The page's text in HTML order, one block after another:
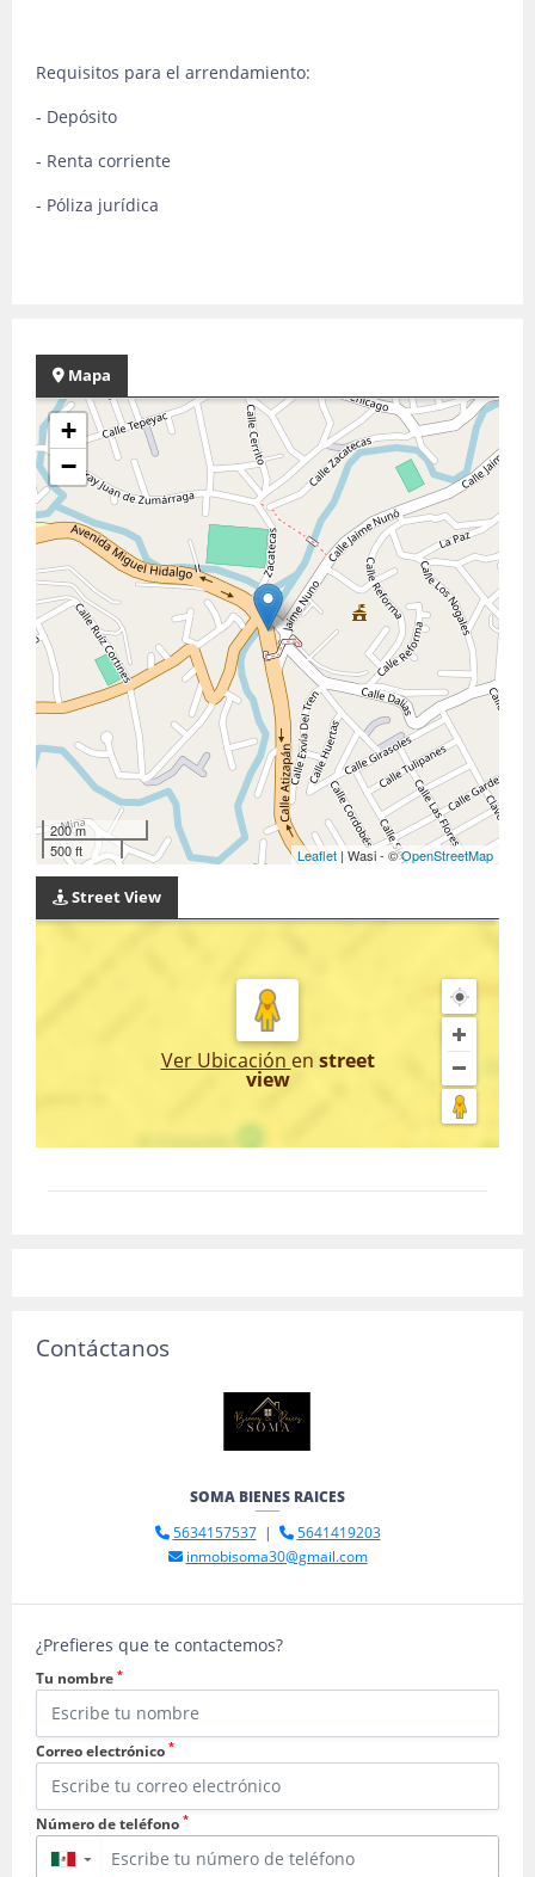
Requisitos para el arrendamiento:
- Depósito
- Renta corriente
- Póliza jurídica
Mapa
+
−
200 m
500 ft
Leaflet | Wasi - ©OpenStreetMap
Street View
Ver Ubicación en street
view
Contáctanos
SOMA BIENES RAICES
5634157537|
5641419203
inmobisoma30@gmail.com
¿Prefieres que te contactemos?
Tu nombre *
Correo electrónico *
Número de teléfono *
▼